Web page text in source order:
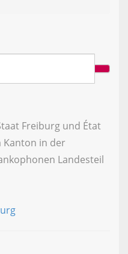
Freiburg und État
Kanton in der
Landesteil